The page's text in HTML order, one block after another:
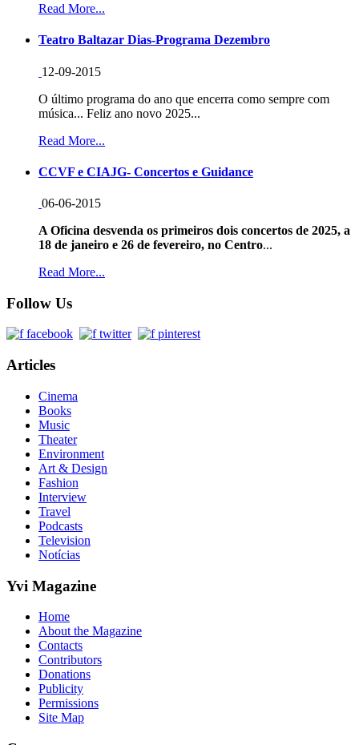
Read More...
Teatro Baltazar Dias-Programa Dezembro
12-09-2015
O último programa do ano que encerra como sempre com
música... Feliz ano novo 2025...
Read More...
CCVF e CIAJG- Concertos e Guidance
06-06-2015
A Oficina desvenda os primeiros dois concertos de 2025, a
18 de janeiro e 26 de fevereiro, no Centro...
Read More...
Follow Us
Articles
Cinema
Books
Music
Theater
Environment
Art & Design
Fashion
Interview
Travel
Podcasts
Television
Notícias
Yvi Magazine
Home
About the Magazine
Contacts
Contributors
Donations
Publicity
Permissions
Site Map